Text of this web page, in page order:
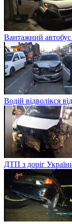
Вантажний автобус
Водій відволікся
ДТП з доріг